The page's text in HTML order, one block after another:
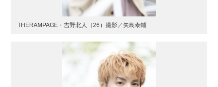
THERAMPAGE・吉野北人（26）撮影／矢島泰輔